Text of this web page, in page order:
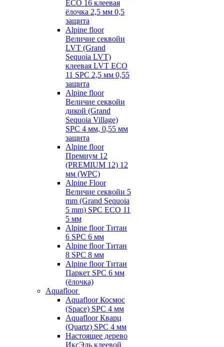
ECO 16 клеевая
ёлочка 2,5 мм 0,5
защита
Alpine floor
Величие секвойи
LVT (Grand
Sequoia LVT)
клеевая LVT ECO
11 SPC 2,5 мм 0,55
защита
Alpine floor
Величие секвойи
дикой (Grand
Sequoia Village)
SPC 4 мм, 0,55 мм
защита
Alpine floor
Премиум 12
(PREMIUM 12) 12
мм (WPC)
Alpine Floor
Величие секвойи 5
mm (Grand Sequoia
5 mm) SPC ECO 11
5 мм
Alpine floor Титан
6 SPC 6 мм
Alpine floor Титан
8 SPC 8 мм
Alpine floor Титан
Паркет SPC 6 мм
(ёлочка)
Aquafloor
Aquafloor Космос
(Space) SPC 4 мм
Aquafloor Кварц
(Quartz) SPC 4 мм
Настоящее дерево
ИксЭль клеевой